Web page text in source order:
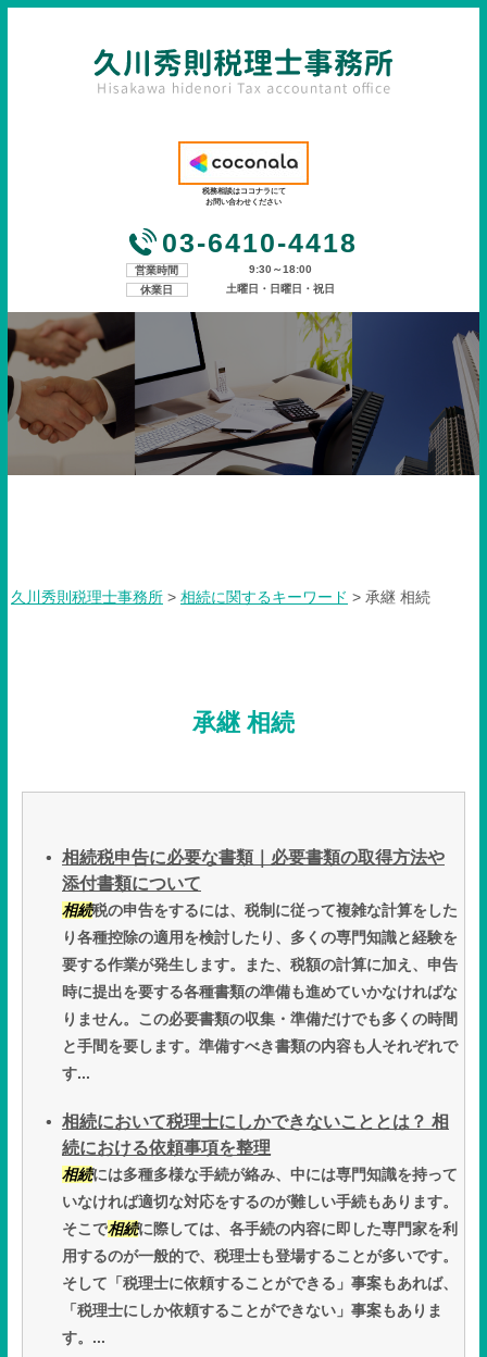
税務相談はココナラにて
お問い合わせください
03-6410-4418
営業時間
9:30～18:00
休業日
土曜日・日曜日・祝日
久川秀則税理士事務所 > 相続に関するキーワード > 承継 相続
承継 相続
相続税申告に必要な書類｜必要書類の取得方法や
添付書類について
相続税の申告をするには、税制に従って複雑な計算をした
り各種控除の適用を検討したり、多くの専門知識と経験を
要する作業が発生します。また、税額の計算に加え、申告
時に提出を要する各種書類の準備も進めていかなければな
りません。この必要書類の収集・準備だけでも多くの時間
と手間を要します。準備すべき書類の内容も人それぞれで
す...
相続において税理士にしかできないこととは？ 相
続における依頼事項を整理
相続には多種多様な手続が絡み、中には専門知識を持って
いなければ適切な対応をするのが難しい手続もあります。
そこで相続に際しては、各手続の内容に即した専門家を利
用するのが一般的で、税理士も登場することが多いです。
そして「税理士に依頼することができる」事案もあれば、
「税理士にしか依頼することができない」事案もありま
す。...